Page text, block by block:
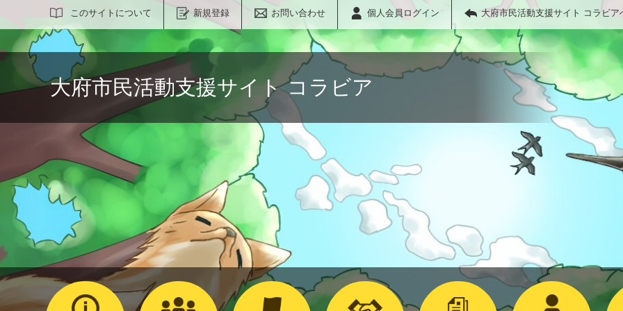
このサイトについて 新規登録 お問い合わせ 個人会員ログイン 大府市民活動支援サイト コラビア
サイト内検索
大府市民活動支援サイト コラビア